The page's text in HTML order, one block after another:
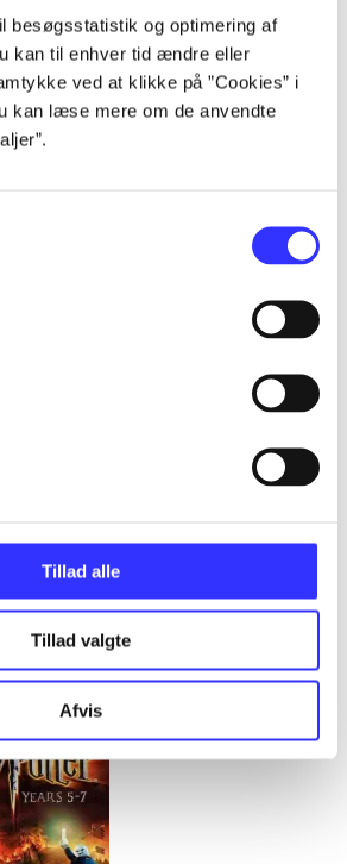
besøgsstatistik og optimering af
kan til enhver tid ændre eller
ved at klikke på ”Cookies” i
kan læse mere om de anvendte
Tillad alle
Tillad valgte
Afvis
adventures